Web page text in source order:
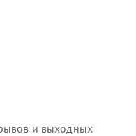
и выходных